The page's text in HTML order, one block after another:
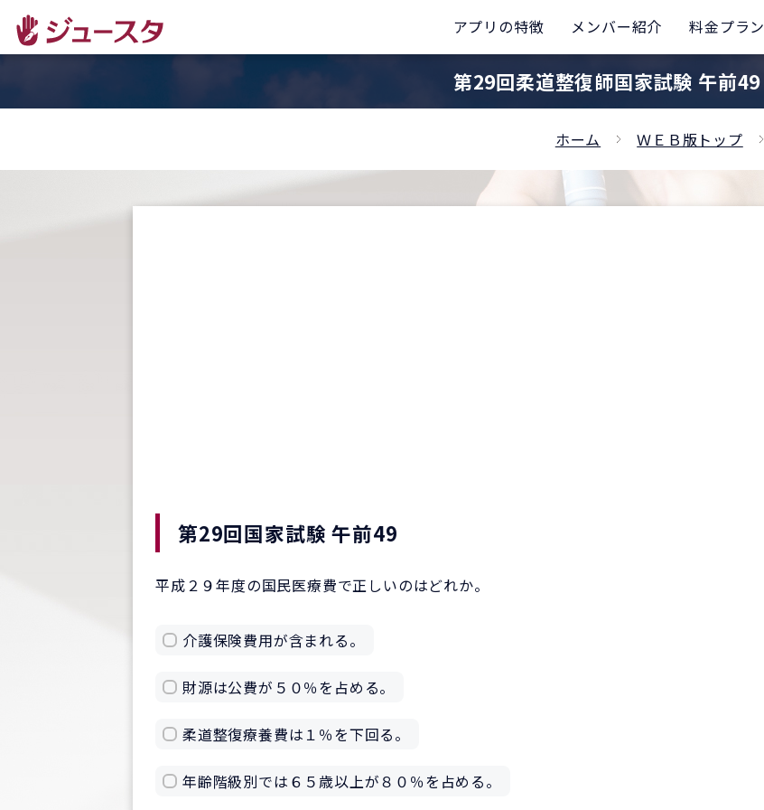
アプリの特徴 メンバー紹介 料金プラン
第29回柔道整復師国家試験 午前49
ホーム ＷＥＢ版トップ
第29回国家試験 午前49
平成２９年度の国民医療費で正しいのはどれか。
介護保険費用が含まれる。
財源は公費が５０％を占める。
柔道整復療養費は１％を下回る。
年齢階級別では６５歳以上が８０％を占める。